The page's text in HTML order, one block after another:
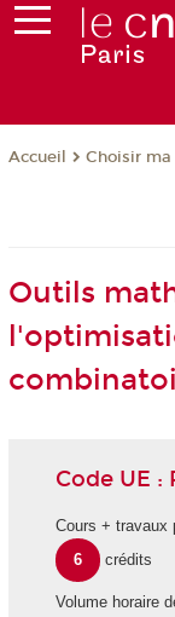
Accueil Choisir
Outils
Code UE :
Cours + travaux
6
crédits
Volume horaire